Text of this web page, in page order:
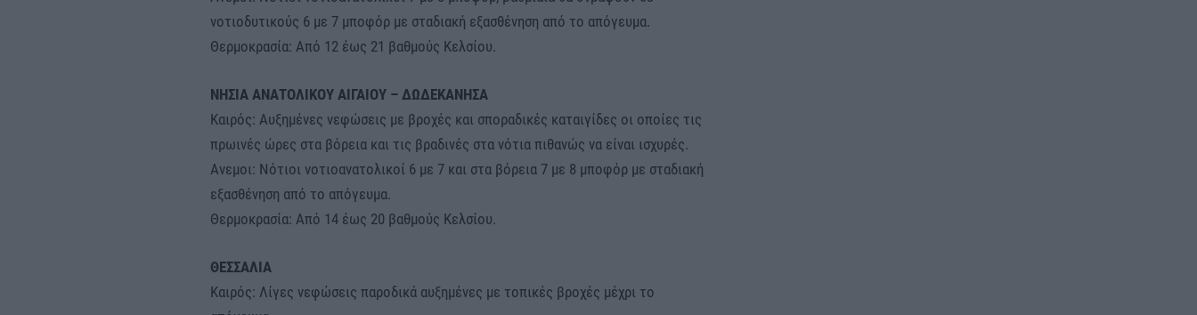
νοτιοδυτικούς 6 με 7 μποφόρ με σταδιακή εξασθένηση από το απόγευμα.
Θερμοκρασία: Από 12 έως 21 βαθμούς Κελσίου.
ΝΗΣΙΑ ΑΝΑΤΟΛΙΚΟΥ ΑΙΓΑΙΟΥ – ΔΩΔΕΚΑΝΗΣΑ
Καιρός: Αυξημένες νεφώσεις με βροχές και σποραδικές καταιγίδες οι οποίες τις
πρωινές ώρες στα βόρεια και τις βραδινές στα νότια πιθανώς να είναι ισχυρές.
Ανεμοι: Νότιοι νοτιοανατολικοί 6 με 7 και στα βόρεια 7 με 8 μποφόρ με σταδιακή
εξασθένηση από το απόγευμα.
Θερμοκρασία: Από 14 έως 20 βαθμούς Κελσίου.
ΘΕΣΣΑΛΙΑ
Καιρός: Λίγες νεφώσεις παροδικά αυξημένες με τοπικές βροχές μέχρι το